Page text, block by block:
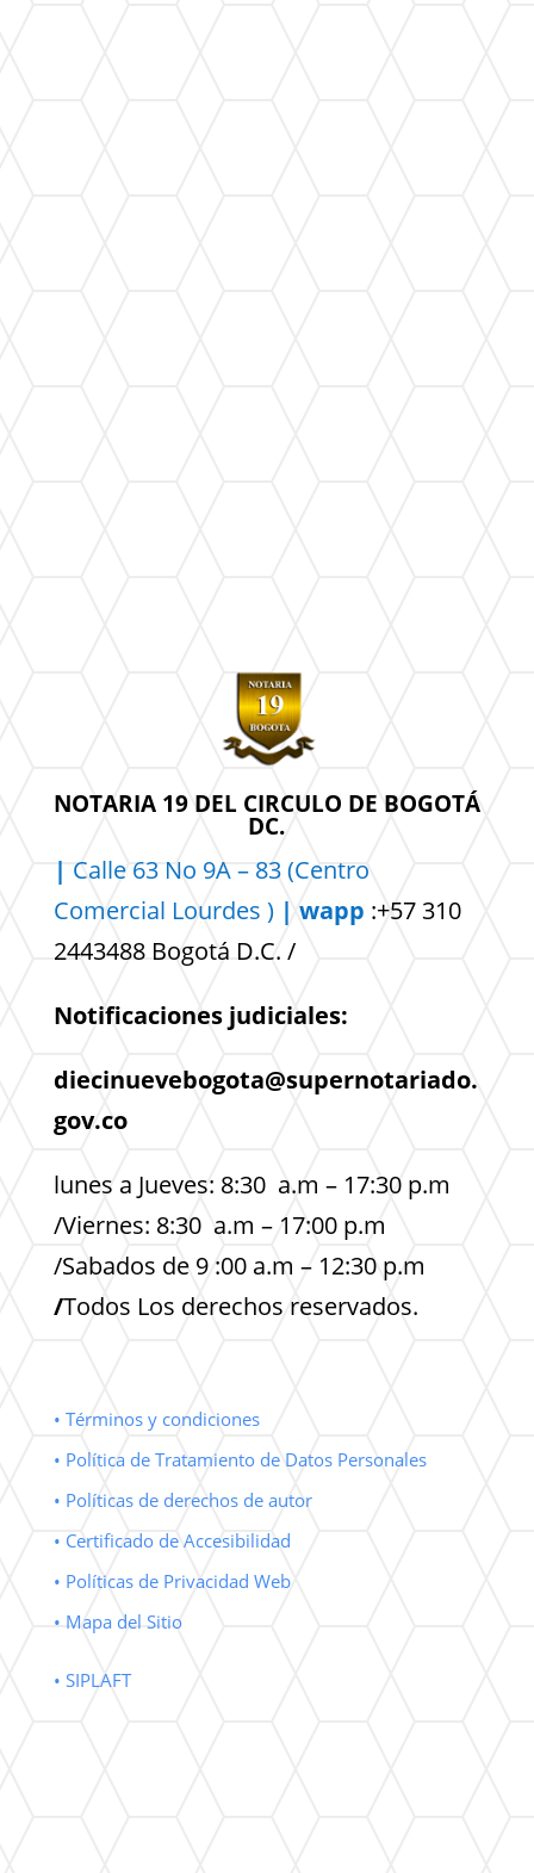
NOTARIA 19 DEL CIRCULO DE BOGOTÁ
DC.
| Calle 63 No 9A – 83 (Centro
Comercial Lourdes ) | wapp :+57 310
2443488 Bogotá D.C. /
Notificaciones judiciales:
diecinuevebogota@supernotariado.
gov.co
lunes a Jueves: 8:30 a.m – 17:30 p.m
/Viernes: 8:30 a.m – 17:00 p.m
/Sabados de 9 :00 a.m – 12:30 p.m
/Todos Los derechos reservados.
• Términos y condiciones
• Política de Tratamiento de Datos Personales
• Políticas de derechos de autor
• Certificado de Accesibilidad
• Políticas de Privacidad Web
• Mapa del Sitio
• SIPLAFT